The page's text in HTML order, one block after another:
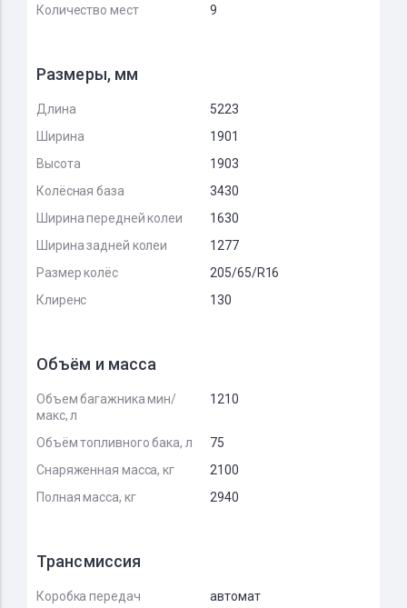
Количество мест
9
Размеры, мм
Длина
5223
Ширина
1901
Высота
1903
Колёсная база
3430
Ширина передней колеи
1630
Ширина задней колеи
1277
Размер колёс
205/65/R16
Клиренс
130
Объём и масса
Объем багажника мин/
макс, л
1210
Объём топливного бака, л
75
Снаряженная масса, кг
2100
Полная масса, кг
2940
Трансмиссия
Коробка передач автомат